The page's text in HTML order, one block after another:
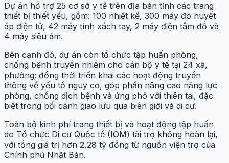
Dự án hỗ trợ 25 cơ sở y tế trên địa bàn tỉnh các trang
thiết bị thiết yếu, gồm: 100 nhiệt kế, 300 máy đo huyết
áp điện tử, 42 máy tính xách tay, 2 máy điện tâm đồ và
4 máy siêu âm.
Bên cạnh đó, dự án còn tổ chức tập huấn phòng,
chống bệnh truyền nhiễm cho cán bộ y tế tại 24 xã,
phường; đồng thời triển khai các hoạt động truyền
thông về yếu tố nguy cơ, góp phần nâng cao năng lực
phòng, chống dịch bệnh và ứng phó với thiên tai, đặc
biệt trong bối cảnh giao lưu qua biên giới và di cư.
Toàn bộ kinh phí trang thiết bị và hoạt động tập huấn
do Tổ chức Di cư Quốc tế (IOM) tài trợ không hoàn lại,
với tổng giá trị hơn 2,28 tỷ đồng từ nguồn viện trợ của
Chính phủ Nhật Bản.